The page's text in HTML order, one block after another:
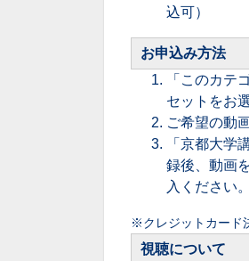
込可）
お申込み方法
「このカテ
セットをお
ご希望の動
「京都大学
録後、動画
入ください。
※クレジットカード
視聴について